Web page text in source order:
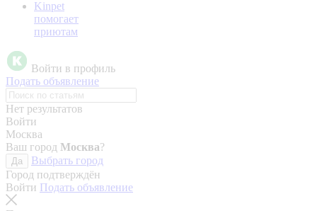
Kinpet
помогает
приютам
Войти в профиль
Подать объявление
Нет результатов
Войти
Москва
Ваш город Москва?
Да
Выбрать город
Город подтверждён
Войти Подать объявление